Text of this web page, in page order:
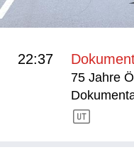
22:37
75 Jahre